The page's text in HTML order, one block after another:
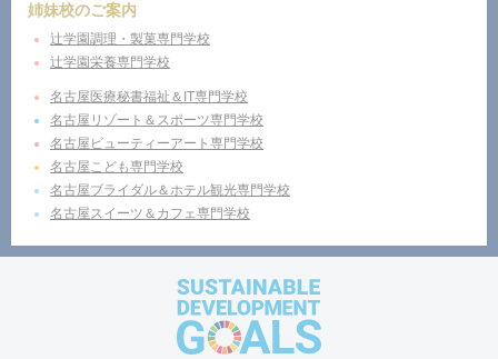
姉妹校のご案内
辻学園調理・製菓専門学校
辻学園栄養専門学校
名古屋医療秘書福祉＆IT専門学校
名古屋リゾート＆スポーツ専門学校
名古屋ビューティーアート専門学校
名古屋こども専門学校
名古屋ブライダル＆ホテル観光専門学校
名古屋スイーツ＆カフェ専門学校